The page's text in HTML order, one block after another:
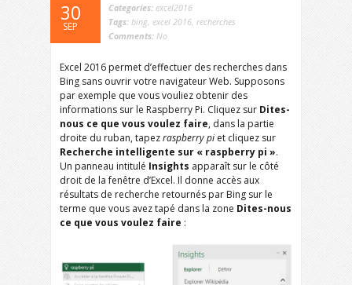
30
SEP
Categories: excel2016
Tags: bing, excel 2016, recherches
Comments: No
Excel 2016 permet d’effectuer des recherches dans
Bing sans ouvrir votre navigateur Web. Supposons
par exemple que vous vouliez obtenir des
informations sur le Raspberry Pi. Cliquez sur Dites-
nous ce que vous voulez faire, dans la partie
droite du ruban, tapezraspberry pi et cliquez sur
Recherche intelligente sur « raspberry pi ».
Un panneau intitulé Insights apparaît sur le côté
droit de la fenêtre d’Excel. Il donne accès aux
résultats de recherche retournés par Bing sur le
terme que vous avez tapé dans la zone Dites-nous
ce que vous voulez faire :